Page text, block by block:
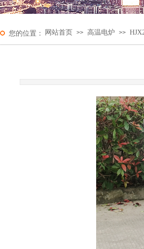
网站首页 >> 高温电炉 >>
您的位置：